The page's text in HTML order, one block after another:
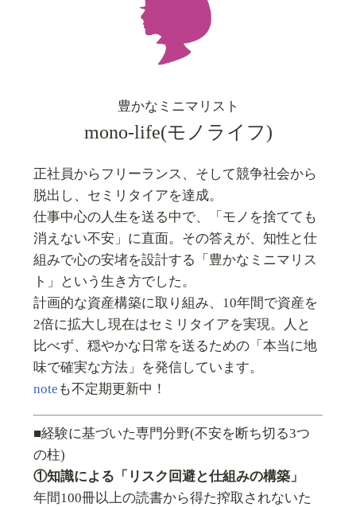
豊かなミニマリスト
mono-life(モノライフ)
正社員からフリーランス、そして競争社会から
脱出し、セミリタイアを達成。
仕事中心の人生を送る中で、「モノを捨てても
消えない不安」に直面。その答えが、知性と仕
組みで心の安堵を設計する「豊かなミニマリス
ト」という生き方でした。
計画的な資産構築に取り組み、10年間で資産を
2倍に拡大し現在はセミリタイアを実現。人と
比べず、穏やかな日常を送るための「本当に地
味で確実な方法」を発信しています。
note も不定期更新中！
■経験に基づいた専門分野(不安を断ち切る3つ
の柱)
①知識による「リスク回避と仕組みの構築」
年間100冊以上の読書から得た搾取されないた